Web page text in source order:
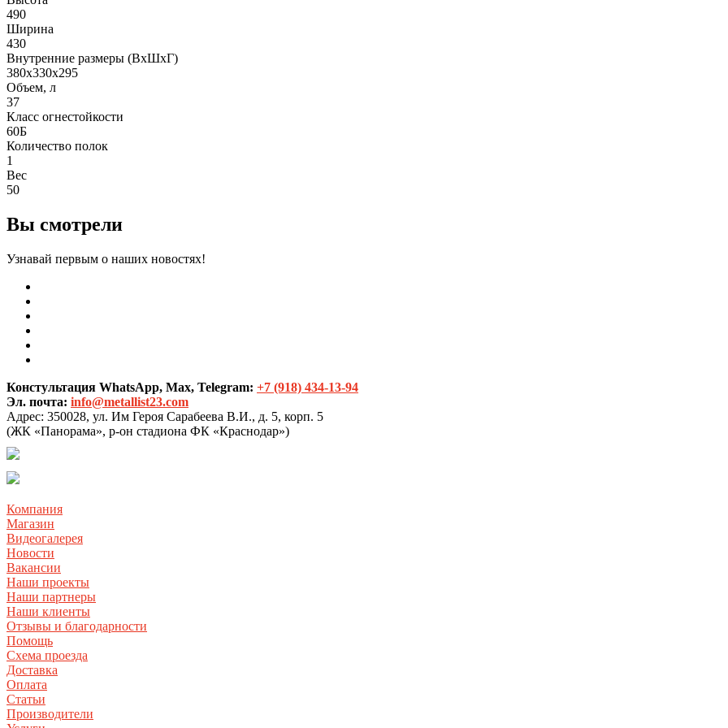
490
Ширина
430
Внутренние размеры (ВхШхГ)
380x330x295
Объем, л
37
Класс огнестойкости
60Б
Количество полок
1
Вес
50
Вы смотрели
Узнавай первым о наших новостях!
Констультация WhatsApp, Max, Telegram: +7 (918) 434-13-94
Эл. почта: info@metallist23.com
Адрес: 350028, ул. Им Героя Сарабеева В.И., д. 5, корп. 5
(ЖК «Панорама», р-он стадиона ФК «Краснодар»)
Компания
Магазин
Видеогалерея
Новости
Вакансии
Наши проекты
Наши партнеры
Наши клиенты
Отзывы и благодарности
Помощь
Схема проезда
Доставка
Оплата
Статьи
Производители